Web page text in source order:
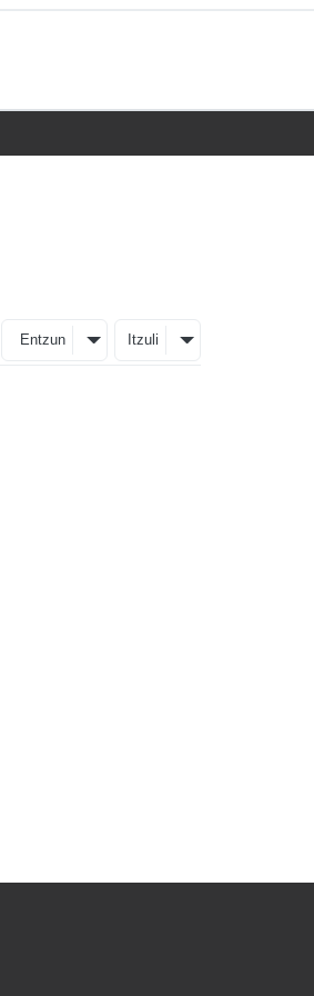
Entzun Itzuli